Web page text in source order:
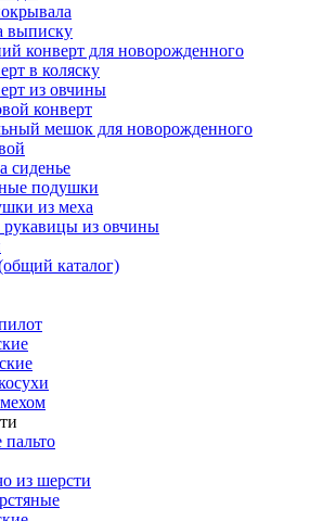
выписку
конверт для новорожденного
в коляску
из овчины
конверт
мешок для новорожденного
сиденье
подушки
из меха
из овчины
каталог)
из шерсти